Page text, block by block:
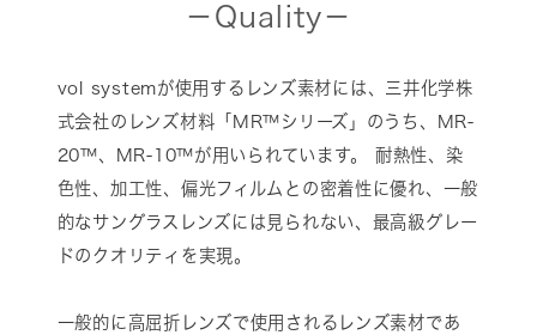
－Quality－
vol systemが使用するレンズ素材には、三井化学株
式会社のレンズ材料「MR™シリーズ」のうち、MR-
20™、MR-10™が用いられています。 耐熱性、染
色性、加工性、偏光フィルムとの密着性に優れ、一般
的なサングラスレンズには見られない、最高級グレー
ドのクオリティを実現。
一般的に高屈折レンズで使用されるレンズ素材であ